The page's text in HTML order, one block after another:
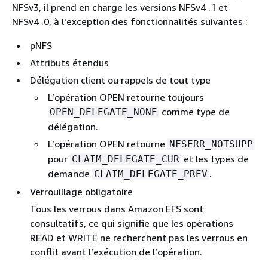
NFSv3, il prend en charge les versions NFSv4 .1 et
NFSv4 .0, à l'exception des fonctionnalités suivantes :
pNFS
Attributs étendus
Délégation client ou rappels de tout type
L’opération OPEN retourne toujours
OPEN_DELEGATE_NONE comme type de
délégation.
L’opération OPEN retourne NFSERR_NOTSUPP
pour CLAIM_DELEGATE_CUR et les types de
demande CLAIM_DELEGATE_PREV .
Verrouillage obligatoire
Tous les verrous dans Amazon EFS sont
consultatifs, ce qui signifie que les opérations
READ et WRITE ne recherchent pas les verrous en
conflit avant l’exécution de l’opération.